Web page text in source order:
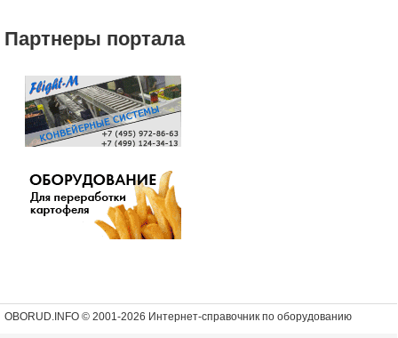
Партнеры портала
OBORUD.INFO © 2001-2026 Интернет-справочник по оборудованию